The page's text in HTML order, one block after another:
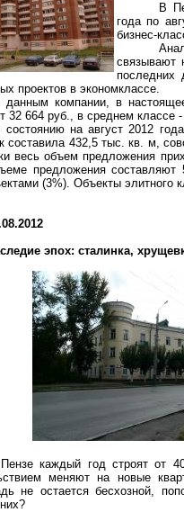
В
года по
бизнес-
связывают
последних
проектов в экономклассе.
данным компании, в
32 664 руб., в среднем классе
состоянию на август 2012
составила 432,5 тыс. кв. м,
весь объем предложения
предложения составляют
(3%). Объекты элитного
эпох:сталинка,
каждый год строят от
меняют на новые
не остается бесхозной,